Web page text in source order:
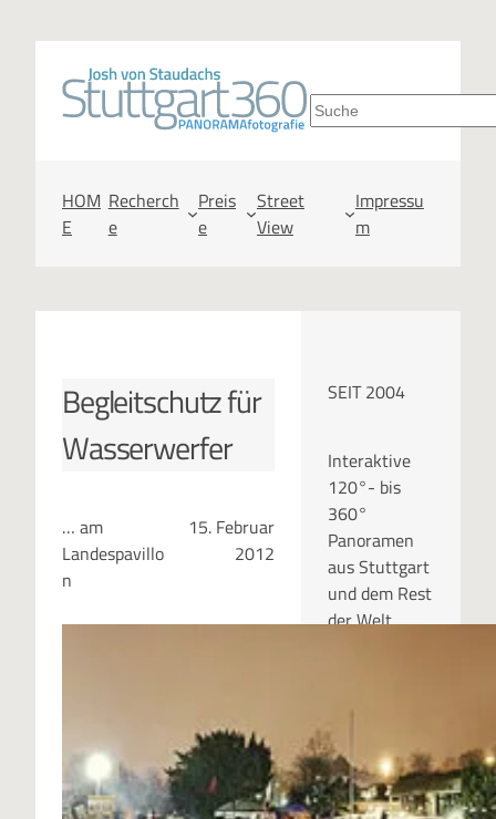
Zum
Inhalt
springen
S
HOM
E
Recherch
e
Preis
e
Street
View
Impressu
m
Begleitschutz für
Wasserwerfer
… am
Landespavillo
n
15. Februar
2012
SEIT 2004
Interaktive
120°- bis
360°
Panoramen
aus Stuttgart
und dem Rest
der Welt.
RUBRIKEN